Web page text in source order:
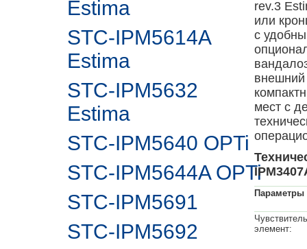
Estima
STC-IPM5614A
Estima
STC-IPM5632
Estima
STC-IPM5640 OPTi
STC-IPM5644A OPTi
STC-IPM5691
STC-IPM5692
rev.3
или
с
внешний
мест с
Параметры
элемент: